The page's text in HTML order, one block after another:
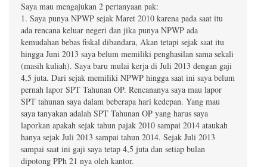
Saya mau mengajukan 2 pertanyaan pak:
1. Saya punya NPWP sejak Maret 2010 karena pada saat itu
ada rencana keluar negeri dan jika punya NPWP ada
kemudahan bebas fiskal dibandara, Akan tetapi sejak saat itu
hingga Juni 2013 saya belum memiliki penghasilan sama sekali
(masih kuliah). Saya baru mulai kerja di Juli 2013 dengan gaji
4,5 juta. Dari sejak memiliki NPWP hingga saat ini saya belum
pernah lapor SPT Tahunan OP. Rencananya saya mau lapor
SPT tahunan saya dalam beberapa hari kedepan. Yang mau
saya tanyakan adalah SPT Tahunan OP yang harus saya
laporkan apakah sejak tahun pajak 2010 sampai 2014 ataukah
hanya sejak Juli 2013 sampai tahun 2014. Sejak Juli 2013
sampai saat ini gaji saya tetap 4,5 juta dan setiap bulan
dipotong PPh 21 nya oleh kantor.